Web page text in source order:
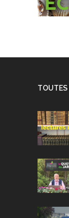
TOUTES